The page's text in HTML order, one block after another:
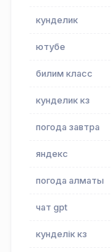
кунделик
ютубе
билим класс
кунделик кз
погода завтра
яндекс
погода алматы
чат gpt
кунделік кз